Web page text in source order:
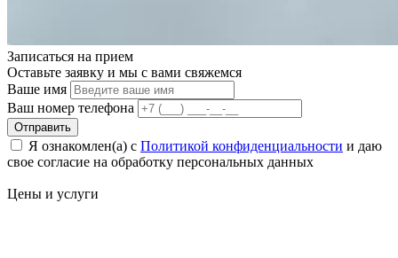
Записаться на прием
Оставьте заявку и мы с вами свяжемся
Ваше имя
Ваш номер телефона
Отправить
Я ознакомлен(а) с Политикой конфиденциальности и даю
свое cогласие на обработку персональных данных
Цены и услуги